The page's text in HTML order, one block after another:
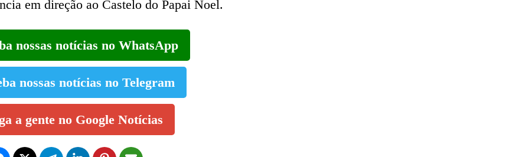
em direção ao Castelo do Papai Noel.
nossas notícias no WhatsApp
nossas notícias no Telegram
a gente no Google Notícias